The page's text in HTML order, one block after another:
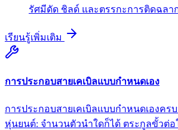
รัศมีดัด ชิลด์ และตรรกะการติดฉลา
เรียนรู้เพิ่มเติม
การประกอบสายเคเบิลแบบกำหนดเอง
การประกอบสายเคเบิลแบบกำหนดเองคร
หุ่นยนต์: จำนวนตัวนำใดก็ได้ ตระกูลขั้วต่อ